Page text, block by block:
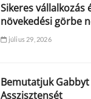
Sikeres vállalkozás
növekedési görbe
július 29, 2026
Bemutatjuk Gabbyt
Asszisztensét